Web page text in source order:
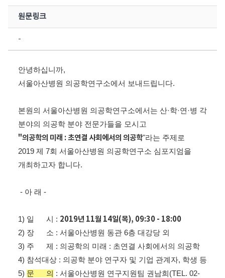
원문링크
-
안녕하십니까,
서울아산병원 의공학연구소에서 보내드립니다.
본원의 서울아산병원 의공학연구소에서는 산·학·연·병 각
분야의 의공학 분야 전문가들을 모시고
"의공학의 미래 : 초연결 사회에서의 의공학"라는 주제로
2019 제 7회 서울아산병원 의공학연구소 심포지엄을
개최하고자 합니다.
- 아 래 -
1) 일 시 : 2019년 11월 14일(목), 09:30 - 18:00
2) 장 소 : 서울아산병원 동관 6층 대강당 외
3) 주 제 : 의공학의 미래 : 초연결 사회에서의 의공학
4) 참석대상 : 의공학 분야 연구자 및 기업 관계자, 학생 등
5) 문 의 : 서울아산병원 연구지원팀 권남희(TEL. 02-